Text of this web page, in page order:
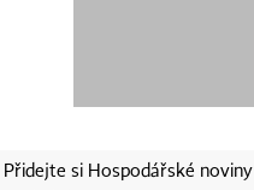
Přidejte si Hospodářské noviny